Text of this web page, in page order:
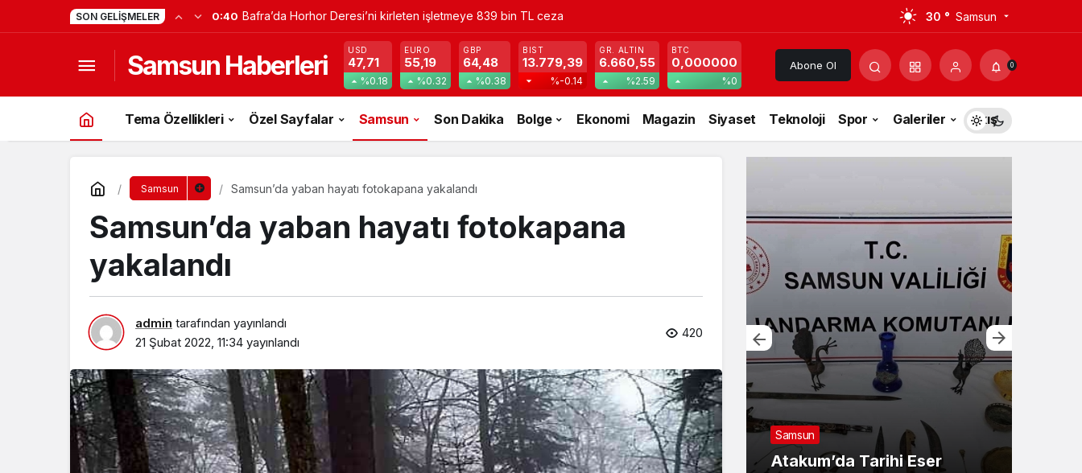
SON GELIŞMELER 22:38 Atakum’da Tarihi Eser Operasyonu – Haberler 30 ° Samsun
Samsun Haberleri USD
47,71
%0.18
EURO
55,19
%0.32
GBP
64,48
%0.38
BIST
13.779,39
%-0.14
GR. ALTIN
6.660,55
%2.59
BTC
0,000000
%0
Abone Ol 0
Tema Özellikleri Özel Sayfalar Samsun Son Dakika Bolge Ekonomi Magazin Siyaset Teknoloji Spor Galeriler Akış
Samsun Samsun’da yaban hayatı fotokapana yakalandı
Samsun’da yaban hayatı fotokapana
yakalandı
admin tarafından yayınlandı
21 Şubat 2022, 11:34 yayınlandı
420
Samsun
Samsun’da Baraj ve Gölet
Samsun
Bafra’da Horhor Deresi’ni
kirleten işletmeye 839 bin
Samsun
Atakum’da Tarihi Eser